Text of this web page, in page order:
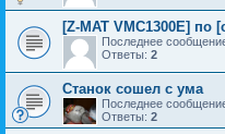
[Z-MAT VMC1300E] по
Последнее
Ответы: 2
Станок сошел с ума
Последнее
Ответы: 2